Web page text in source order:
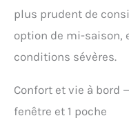
plus prudent de
option de mi-saison,
conditions sévères.
Confort et vie à bord
fenêtre et 1 poche